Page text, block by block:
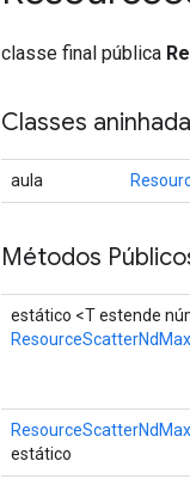
classe final pública
Classes
aula
Métodos
estático <T estende
ResourceScatterNdMax
estático